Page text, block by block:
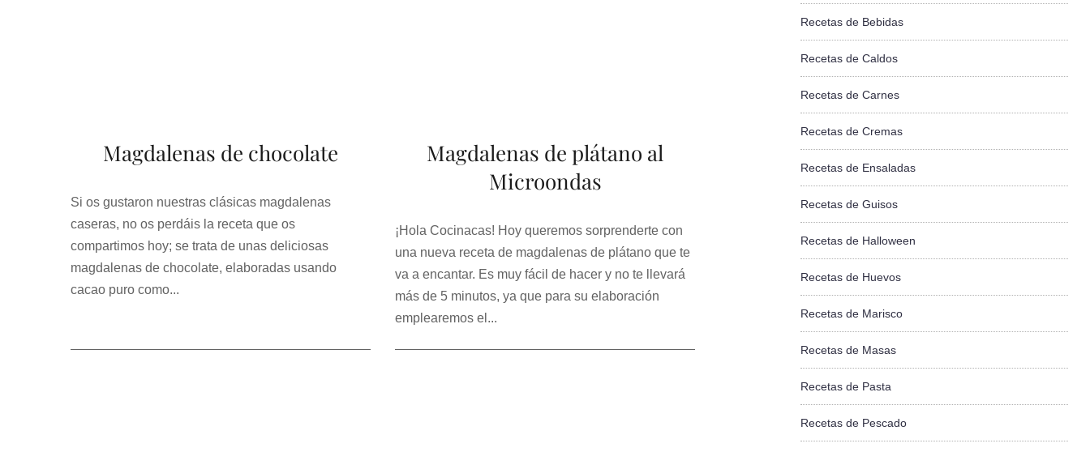
Magdalenas de chocolate
Si os gustaron nuestras clásicas magdalenas
caseras, no os perdáis la receta que os
compartimos hoy; se trata de unas deliciosas
magdalenas de chocolate, elaboradas usando
cacao puro como...
Magdalenas de plátano al
Microondas
¡Hola Cocinacas! Hoy queremos sorprenderte con
una nueva receta de magdalenas de plátano que te
va a encantar. Es muy fácil de hacer y no te llevará
más de 5 minutos, ya que para su elaboración
emplearemos el...
Recetas de Bebidas
Recetas de Caldos
Recetas de Carnes
Recetas de Cremas
Recetas de Ensaladas
Recetas de Guisos
Recetas de Halloween
Recetas de Huevos
Recetas de Marisco
Recetas de Masas
Recetas de Pasta
Recetas de Pescado